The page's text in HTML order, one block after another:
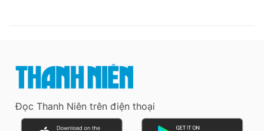
Đọc Thanh Niên trên điện thoại